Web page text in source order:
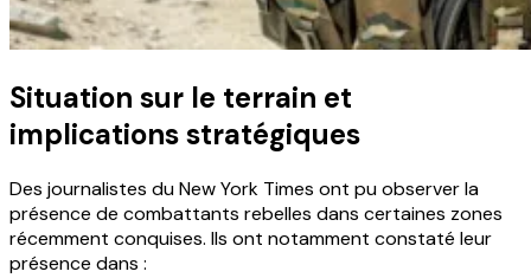
Situation sur le terrain et
implications stratégiques
Des journalistes du New York Times ont pu observer la
présence de combattants rebelles dans certaines zones
récemment conquises. Ils ont notamment constaté leur
présence dans :